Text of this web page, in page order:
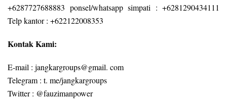
+6287727688883 ponsel/whatsapp simpati : +6281290434111
Telp kantor : +622122008353
Kontak Kami:
E-mail : jangkargroups@gmail. com
Telegram : t. me/jangkargroups
Twitter : @fauzimanpower